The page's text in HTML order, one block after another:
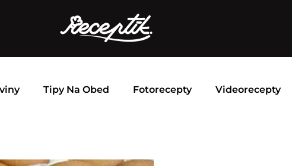
Tipy Na Obed Fotorecepty Videorecepty